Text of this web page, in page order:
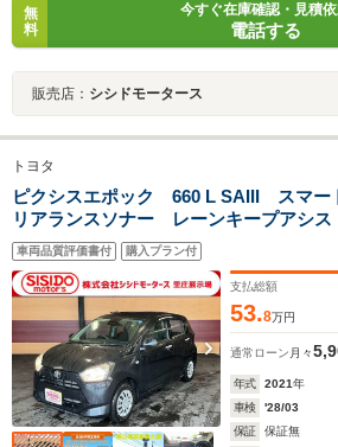
無
料
今すぐ在庫確認・見積
電話する
販売店： シシドモータース
トヨタ
ピクシスエポック 660 L SAIII スマー
リアランスソナー レーンキープアシ
ックハイビーム アイドリングストップ
トリー 純正CDステレオ 横滑り防止
Wエアバック ABS 禁煙車
車両品質評価書付 購入プラン付
支払総額
53.8万円
通常ローン 月々
年式 2021年
車検
'28/03
保証
保証無